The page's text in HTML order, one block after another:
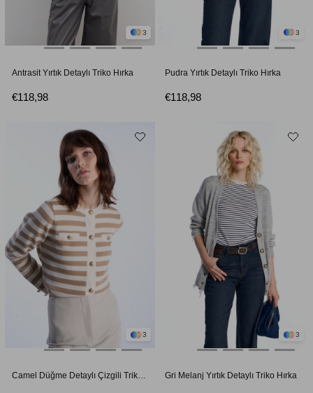
3
Antrasit Yırtık Detaylı Triko Hırka
€118,98
3
Pudra Yırtık Detaylı Triko Hırka
€118,98
3
Camel Düğme Detaylı Çizgili Triko Hırka
3
Gri Melanj Yırtık Detaylı Triko Hırka